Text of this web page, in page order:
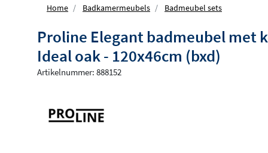
Home Badkamermeubels Badmeubel sets
Proline Elegant badmeubel met
Ideal oak - 120x46cm (bxd)
Artikelnummer: 888152